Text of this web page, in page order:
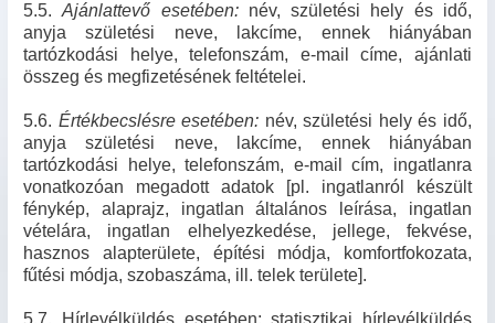
5.5.Ajánlattevő esetében:név, születési hely és idő,
anyja születési neve, lakcíme, ennek hiányában
tartózkodási helye, telefonszám, e-mail címe, ajánlati
összeg és megfizetésének feltételei.
5.6. Értékbecslésre esetében: név, születési hely és idő,
anyja születési neve, lakcíme, ennek hiányában
tartózkodási helye, telefonszám, e-mail cím, ingatlanra
vonatkozóan megadott adatok [pl. ingatlanról készült
fénykép, alaprajz, ingatlan általános leírása, ingatlan
vételára, ingatlan elhelyezkedése, jellege, fekvése,
hasznos alapterülete, építési módja, komfortfokozata,
fűtési módja, szobaszáma, ill. telek területe].